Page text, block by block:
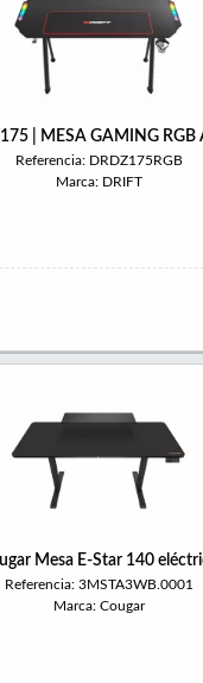
| MESA GAMING RGB
Referencia: DRDZ175RGB
Marca: DRIFT
Mesa E-Star 140
Referencia: 3MSTA3WB.0001
Marca: Cougar